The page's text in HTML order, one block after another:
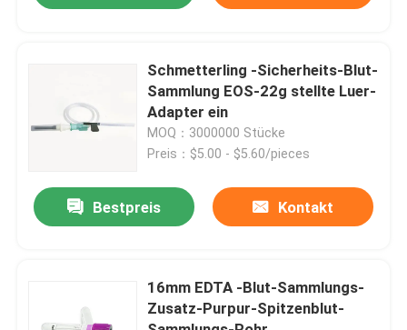
Medizinischer Silikonkautschuk
Gummispritzen-Kolben
Schmetterling -Sicherheits-Blut-
Sammlung EOS-22g stellte Luer-
Adapter ein
MOQ：3000000 Stücke
Preis：$5.00 - $5.60/pieces
Bestpreis Kontakt
16mm EDTA -Blut-Sammlungs-
Zusatz-Purpur-Spitzenblut-